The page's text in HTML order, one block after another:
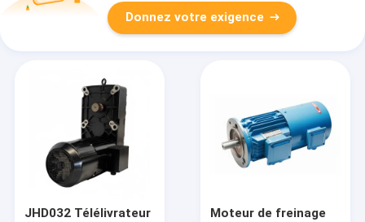
Donnez votre exigence
JHD032 Télélivrateur
Moteur de freinage